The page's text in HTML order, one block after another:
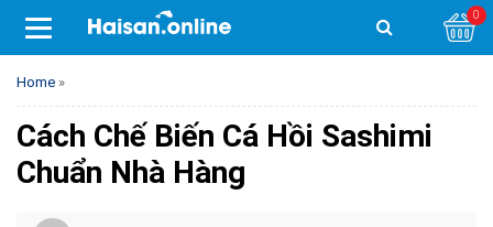
0
Home »
Cách Chế Biến Cá Hồi Sashimi
Chuẩn Nhà Hàng